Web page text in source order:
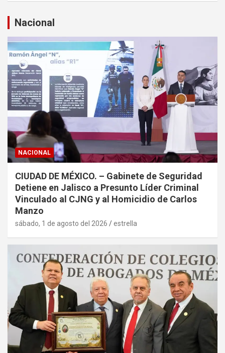
a
r
Nacional
NACIONAL
CIUDAD DE MÉXICO. – Gabinete de Seguridad
Detiene en Jalisco a Presunto Líder Criminal
Vinculado al CJNG y al Homicidio de Carlos
Manzo
sábado, 1 de agosto del 2026 estrella